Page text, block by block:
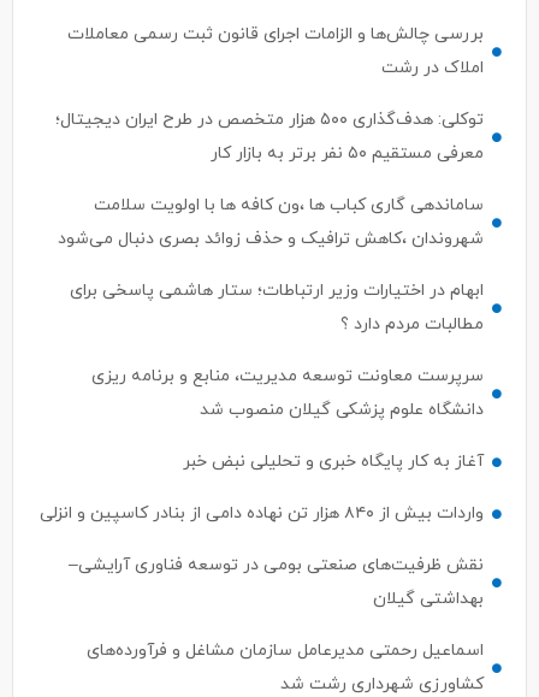
بررسی چالش‌ها و الزامات اجرای قانون ثبت رسمی معاملات
املاک در رشت
توکلی: هدف‌گذاری ۵۰۰ هزار متخصص در طرح ایران دیجیتال؛
معرفی مستقیم ۵۰ نفر برتر به بازار کار
ساماندهی گاری کباب ها ،ون کافه ها با اولویت سلامت
شهروندان ،کاهش ترافیک و حذف زوائد بصری دنبال می‌شود
ابهام در اختیارات وزیر ارتباطات؛ ستار هاشمی پاسخی برای
مطالبات مردم دارد ؟
سرپرست معاونت توسعه مدیریت، منابع و برنامه ریزی
دانشگاه علوم پزشکی گیلان منصوب شد
آغاز به کار پایگاه خبری و تحلیلی نبض خبر
واردات بیش از ۸۴۰ هزار تن نهاده دامی از بنادر كاسپین و انزلی
نقش ظرفیت‌های صنعتی بومی در توسعه فناوری آرایشی–
بهداشتی گیلان
اسماعیل رحمتی مدیرعامل سازمان مشاغل و فرآورده‌های
کشاورزی شهرداری رشت شد